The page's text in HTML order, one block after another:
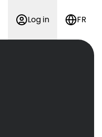
Log in FR